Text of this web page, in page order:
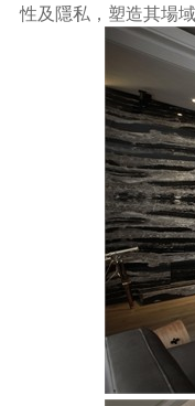
性及隱私，塑造其場